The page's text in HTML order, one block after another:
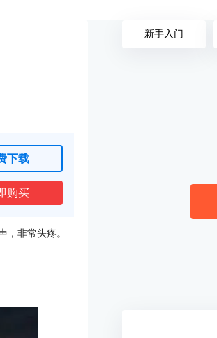
下载
购买
，非常头疼。
新手入门